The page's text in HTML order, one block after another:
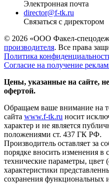
Электронная почта
director@f-tk.ru
Связаться с директором
© 2026 «ООО Факел-
производителя. Все права
Политика
Согласие на получение
Цены, указанные на сайте,
офертой.
Обращаем ваше внимание на
сайта www.f-tk.ru носит
характер и не является
положениями ст. 437 ГК РФ.
Производитель оставляет за
порядке вносить изменения в
технические параметры, цвет
характеристики
сохранения функциональных